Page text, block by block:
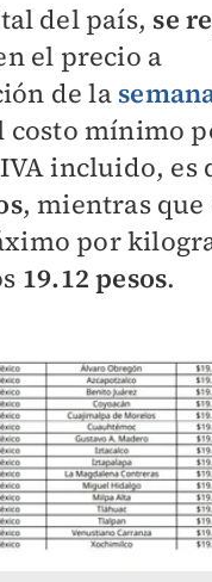
del país, se
el precio a
de la
costo mínimo
incluido, es
, mientras que
por
19.12 pesos.